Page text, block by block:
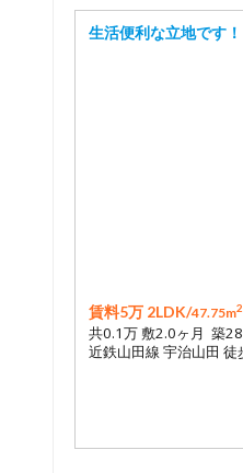
生活便利な立地です！
賃料5万 2LDK/47.75m2
共0.1万 敷2.0ヶ月 築
近鉄山田線 宇治山田